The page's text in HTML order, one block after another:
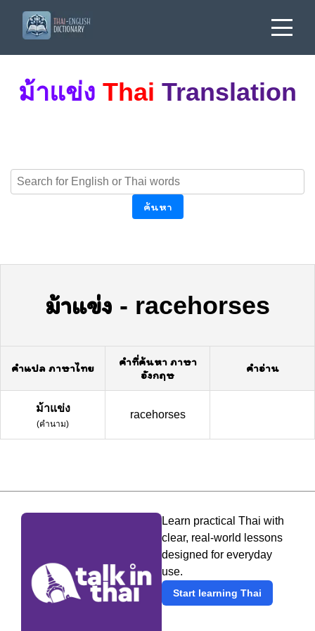
ม้าแข่ง Thai Translation
ค้นหา
ม้าแข่ง - racehorses
คำแปล ภาษาไทย
คำที่ค้นหา ภาษา
อังกฤษ
คำอ่าน
ม้าแข่ง
(คำนาม)
racehorses
Learn practical Thai with
clear, real-world lessons
designed for everyday
use.
Start learning Thai